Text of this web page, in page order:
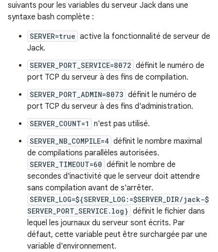
suivants pour les variables du serveur Jack dans une
syntaxe bash complète :
SERVER=true active la fonctionnalité de serveur de
Jack.
SERVER_PORT_SERVICE=8072 définit le numéro de
port TCP du serveur à des fins de compilation.
SERVER_PORT_ADMIN=8073 définit le numéro de
port TCP du serveur à des fins d'administration.
SERVER_COUNT=1 n'est pas utilisé.
SERVER_NB_COMPILE=4 définit le nombre maximal
de compilations parallèles autorisées.
SERVER_TIMEOUT=60 définit le nombre de
secondes d'inactivité que le serveur doit attendre
sans compilation avant de s'arrêter.
SERVER_LOG=${SERVER_LOG:=$SERVER_DIR/jack-$
SERVER_PORT_SERVICE.log} définit le fichier dans
lequel les journaux du serveur sont écrits. Par
défaut, cette variable peut être surchargée par une
variable d'environnement.